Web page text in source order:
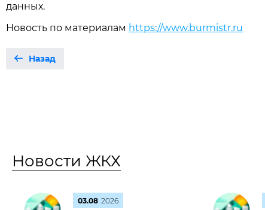
данных.
Новость по материалам https://www.burmistr.ru
Назад
Новости ЖКХ
03.08 2026